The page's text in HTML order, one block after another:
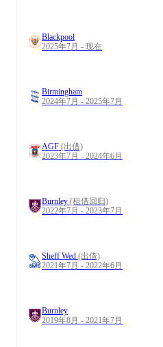
Blackpool
2025年7月 - 现在
Birmingham
2024年7月 - 2025年7月
AGF (出借)
2023年7月 - 2024年6月
Burnley (租借回归)
2022年7月 - 2023年7月
Sheff Wed (出借)
2021年7月 - 2022年6月
Burnley
2019年8月 - 2021年7月